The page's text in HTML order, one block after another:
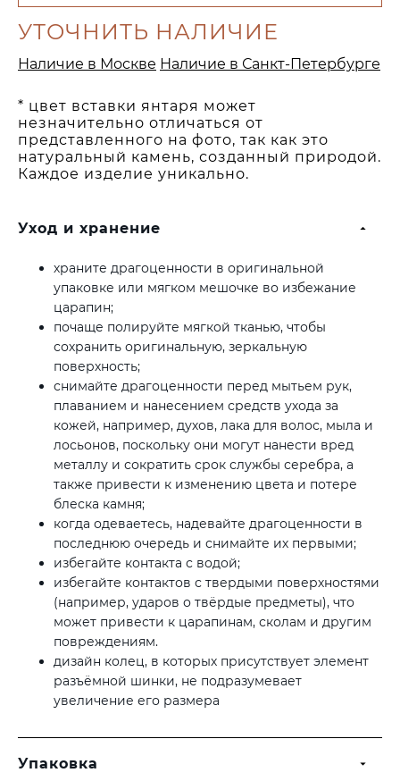
* цвет вставки янтаря может
незначительно отличаться от
представленного на фото, так как это
натуральный камень, созданный природой.
Каждое изделие уникально.
Уход и хранение
храните драгоценности в оригинальной
упаковке или мягком мешочке во избежание
царапин;
почаще полируйте мягкой тканью, чтобы
сохранить оригинальную, зеркальную
поверхность;
снимайте драгоценности перед мытьем рук,
плаванием и нанесением средств ухода за
кожей, например, духов, лака для волос, мыла и
лосьонов, поскольку они могут нанести вред
металлу и сократить срок службы серебра, а
также привести к изменению цвета и потере
блеска камня;
когда одеваетесь, надевайте драгоценности в
последнюю очередь и снимайте их первыми;
избегайте контакта с водой;
избегайте контактов с твердыми поверхностями
(например, ударов о твёрдые предметы), что
может привести к царапинам, сколам и другим
повреждениям.
дизайн колец, в которых присутствует элемент
разъёмной шинки, не подразумевает
увеличение его размера
Упаковка
УТОЧНИТЬ НАЛИЧИЕ
Наличие в Москве Наличие в Санкт-Петербурге